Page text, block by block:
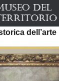
dell’arte